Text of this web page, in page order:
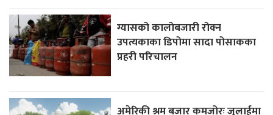
ग्यासको कालोबजारी रोक्न
उपत्यकाका डिपोमा सादा पोसाकका
प्रहरी परिचालन
अमेरिकी श्रम बजार कमजोरः जुलाईमा